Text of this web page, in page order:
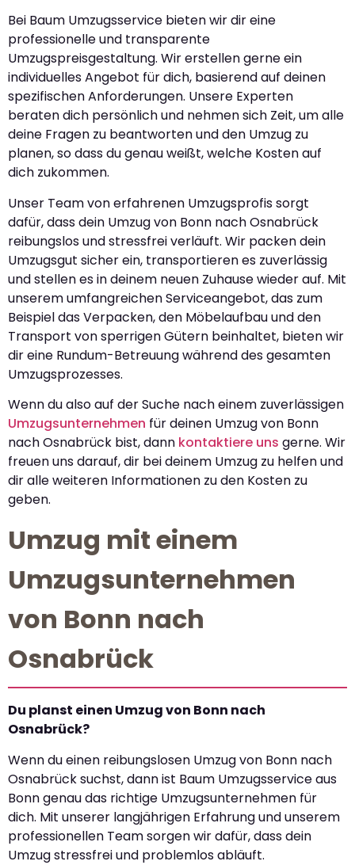
Bei Baum Umzugsservice bieten wir dir eine
professionelle und transparente
Umzugspreisgestaltung. Wir erstellen gerne ein
individuelles Angebot für dich, basierend auf deinen
spezifischen Anforderungen. Unsere Experten
beraten dich persönlich und nehmen sich Zeit, um alle
deine Fragen zu beantworten und den Umzug zu
planen, so dass du genau weißt, welche Kosten auf
dich zukommen.
Unser Team von erfahrenen Umzugsprofis sorgt
dafür, dass dein Umzug von Bonn nach Osnabrück
reibungslos und stressfrei verläuft. Wir packen dein
Umzugsgut sicher ein, transportieren es zuverlässig
und stellen es in deinem neuen Zuhause wieder auf. Mit
unserem umfangreichen Serviceangebot, das zum
Beispiel das Verpacken, den Möbelaufbau und den
Transport von sperrigen Gütern beinhaltet, bieten wir
dir eine Rundum-Betreuung während des gesamten
Umzugsprozesses.
Wenn du also auf der Suche nach einem zuverlässigen
Umzugsunternehmen für deinen Umzug von Bonn
nach Osnabrück bist, dann kontaktiere uns gerne. Wir
freuen uns darauf, dir bei deinem Umzug zu helfen und
dir alle weiteren Informationen zu den Kosten zu
geben.
Umzug mit einem
Umzugsunternehmen
von Bonn nach
Osnabrück
Du planst einen Umzug von Bonn nach
Osnabrück?
Wenn du einen reibungslosen Umzug von Bonn nach
Osnabrück suchst, dann ist Baum Umzugsservice aus
Bonn genau das richtige Umzugsunternehmen für
dich. Mit unserer langjährigen Erfahrung und unserem
professionellen Team sorgen wir dafür, dass dein
Umzug stressfrei und problemlos abläuft.